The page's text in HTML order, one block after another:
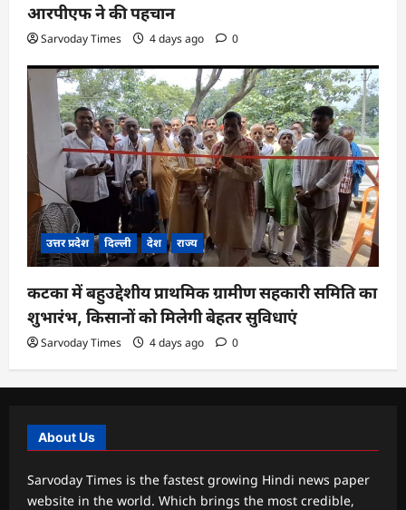
आरपीएफ ने की पहचान
Sarvoday Times 4 days ago 0
उत्तर प्रदेश दिल्ली देश राज्य
कटका में बहुउद्देशीय प्राथमिक ग्रामीण सहकारी समिति का
शुभारंभ, किसानों को मिलेगी बेहतर सुविधाएं
Sarvoday Times 4 days ago 0
About Us
Sarvoday Times is the fastest growing Hindi news paper
website in the world. Which brings the most credible,